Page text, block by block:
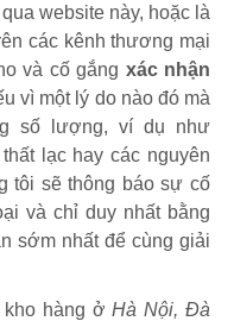
website này, hoặc là
các kênh thương mại
và cố gắng xác nhận
vì một lý do nào đó mà
số lượng, ví dụ như
lạc hay các nguyên
tôi sẽ thông báo sự cố
và chỉ duy nhất bằng
sớm nhất để cùng giải
kho hàng ởHà Nội, Đà